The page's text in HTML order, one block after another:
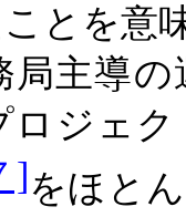
とを意
局主導
ロジェ
]をほと